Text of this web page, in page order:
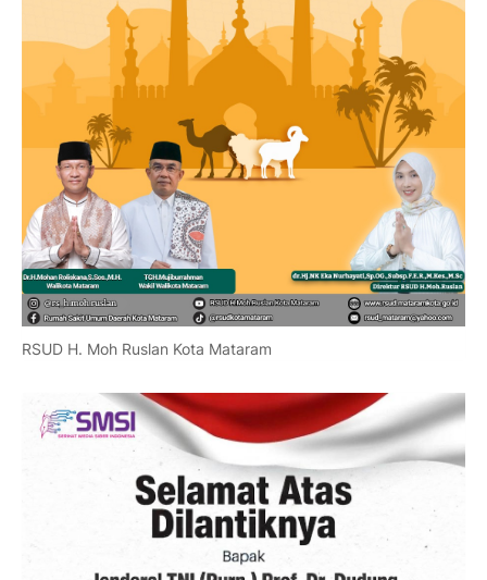
RSUD H. Moh Ruslan Kota Mataram